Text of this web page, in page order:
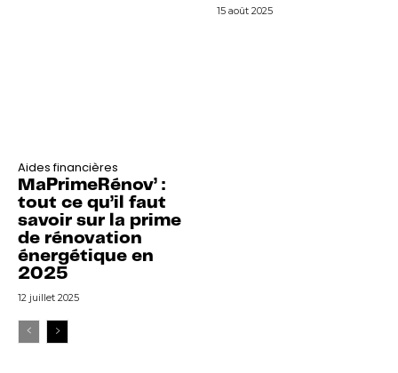
15 août 2025
Aides financières
MaPrimeRénov’ :
tout ce qu’il faut
savoir sur la prime
de rénovation
énergétique en
2025
12 juillet 2025